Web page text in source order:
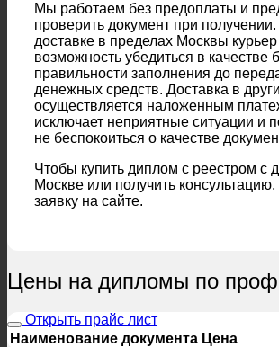
Мы работаем без предоплаты и
проверить документ при
доставке в пределах Москвы
возможность убедиться в качестве
правильности заполнения до
денежных средств. Доставка в
осуществляется наложенным
исключает неприятные ситуации и
не беспокоиться о качестве
Чтобы купить диплом с реестром с
Москве или получить консультацию,
заявку на сайте.
Цены на дипломы по
Открыть прайс лист
Наименование документа Цена